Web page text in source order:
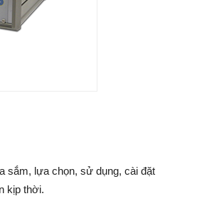
sắm, lựa chọn, sử dụng, cài đặt
kịp thời.